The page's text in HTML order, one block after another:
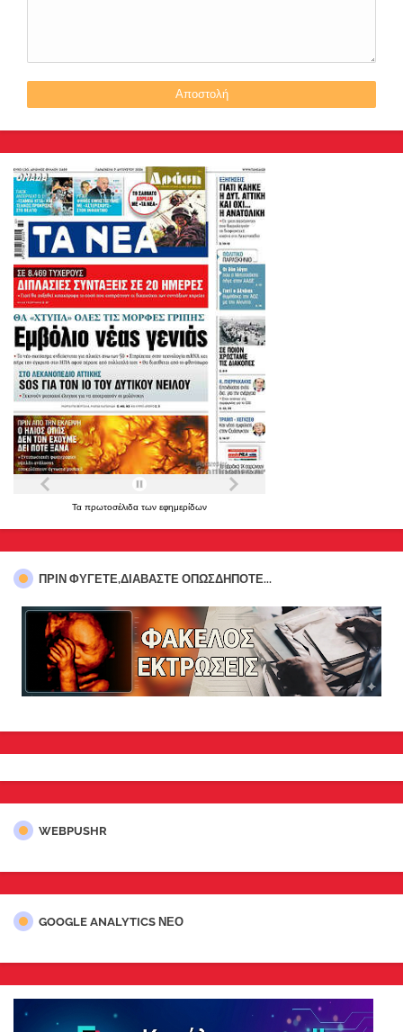
Τα πρωτοσέλιδα των εφημερίδων
ΠΡΊΝ ΦΎΓΕΤΕ,ΔΙΑΒΆΣΤΕ ΟΠΩΣΔΉΠΟΤΕ...
WEBPUSHR
GOOGLE ANALYTICS ΝΕΟ